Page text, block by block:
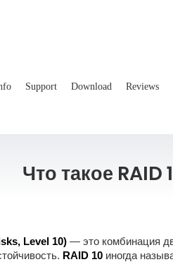
Support Download Reviews
Что такое
Level 10)— это комбинация
RAID 10иногда